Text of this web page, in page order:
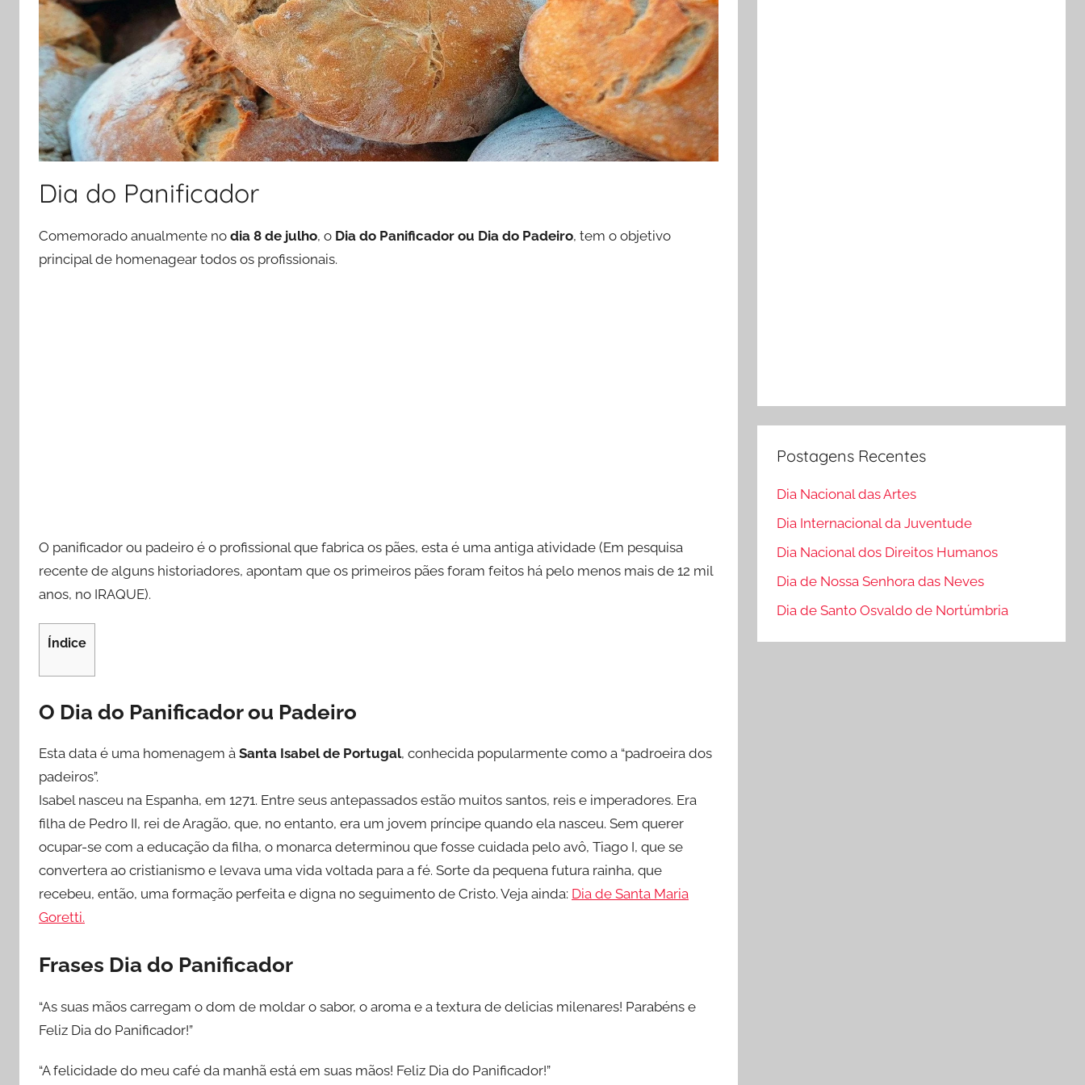
Dia do Panificador
Comemorado anualmente no dia 8 de julho, o Dia do Panificador ou Dia do Padeiro, tem o objetivo
principal de homenagear todos os profissionais.
O panificador ou padeiro é o profissional que fabrica os pães, esta é uma antiga atividade (Em pesquisa
recente de alguns historiadores, apontam que os primeiros pães foram feitos há pelo menos mais de 12 mil
anos, no IRAQUE).
Índice
O Dia do Panificador ou Padeiro
Esta data é uma homenagem à Santa Isabel de Portugal, conhecida popularmente como a “padroeira dos
padeiros”.
Isabel nasceu na Espanha, em 1271. Entre seus antepassados estão muitos santos, reis e imperadores. Era
filha de Pedro II, rei de Aragão, que, no entanto, era um jovem príncipe quando ela nasceu. Sem querer
ocupar-se com a educação da filha, o monarca determinou que fosse cuidada pelo avô, Tiago I, que se
convertera ao cristianismo e levava uma vida voltada para a fé. Sorte da pequena futura rainha, que
recebeu, então, uma formação perfeita e digna no seguimento de Cristo. Veja ainda: Dia de Santa Maria
Goretti.
Frases Dia do Panificador
“As suas mãos carregam o dom de moldar o sabor, o aroma e a textura de delicias milenares! Parabéns e
Feliz Dia do Panificador!”
“A felicidade do meu café da manhã está em suas mãos! Feliz Dia do Panificador!”
Postagens Recentes
Dia Nacional das Artes
Dia Internacional da Juventude
Dia Nacional dos Direitos Humanos
Dia de Nossa Senhora das Neves
Dia de Santo Osvaldo de Nortúmbria